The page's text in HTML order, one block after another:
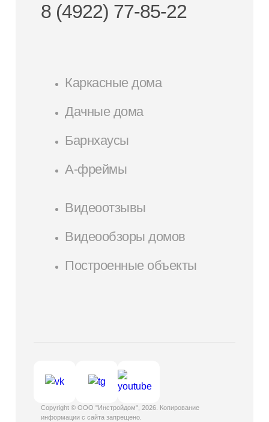
8 (4922) 77-85-22
Каркасные дома
Дачные дома
Барнхаусы
А-фреймы
Видеоотзывы
Видеообзоры домов
Построенные объекты
Copyright © ООО "Инстройдом", 2026. Копирование
информации с сайта запрещено.